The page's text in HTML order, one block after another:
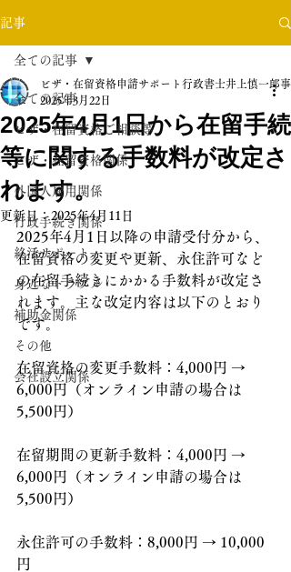
記事
全ての記事
ビザ・在留資格ご相談等
ビザ・在留資格関係
外国人雇用関係
行政手続き関係
終活サポート
身近なトラブル
補助金関係
その他
会社設立関係
全ての記事
2025年4月1日から在留手続
等に関する手数料が改定さ
れます。
ビザ・在留資格申請サポート行政書士井上慎一郎事
2025年3月22日
更新日：2025年4月11日
2025年4月1日以降の申請受付分から、
在留資格の変更や更新、永住許可など
の在留手続きにかかる手数料が改定さ
れます。主な改定内容は以下のとおり
です。
在留資格の変更手数料：4,000円 →
6,000円（オンライン申請の場合は
5,500円）
在留期間の更新手数料：4,000円 →
6,000円（オンライン申請の場合は
5,500円）
永住許可の手数料：8,000円 → 10,000
円